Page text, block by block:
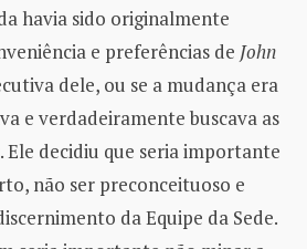
havia sido originalmente
e preferências de John
dele, ou se a mudança era
e verdadeiramente buscava as
. Ele decidiu que seria importante
não ser preconceituoso e
da Equipe da Sede.